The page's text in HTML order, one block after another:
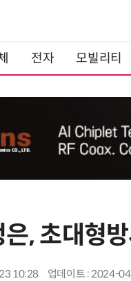
전자 모빌리티
, 초대형
10:28 업데이트 : 2024-